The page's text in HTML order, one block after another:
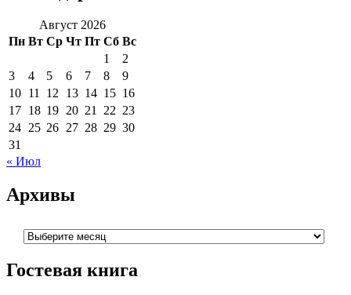
Август 2026
Пн Вт Ср Чт Пт Сб Вс
1
2
3
4 5 6 7 8
9
10 11 12 13 14 15 16
17 18 19 20 21 22 23
24 25 26 27 28 29 30
31
« Июл
Архивы
Архивы
Гостевая книга